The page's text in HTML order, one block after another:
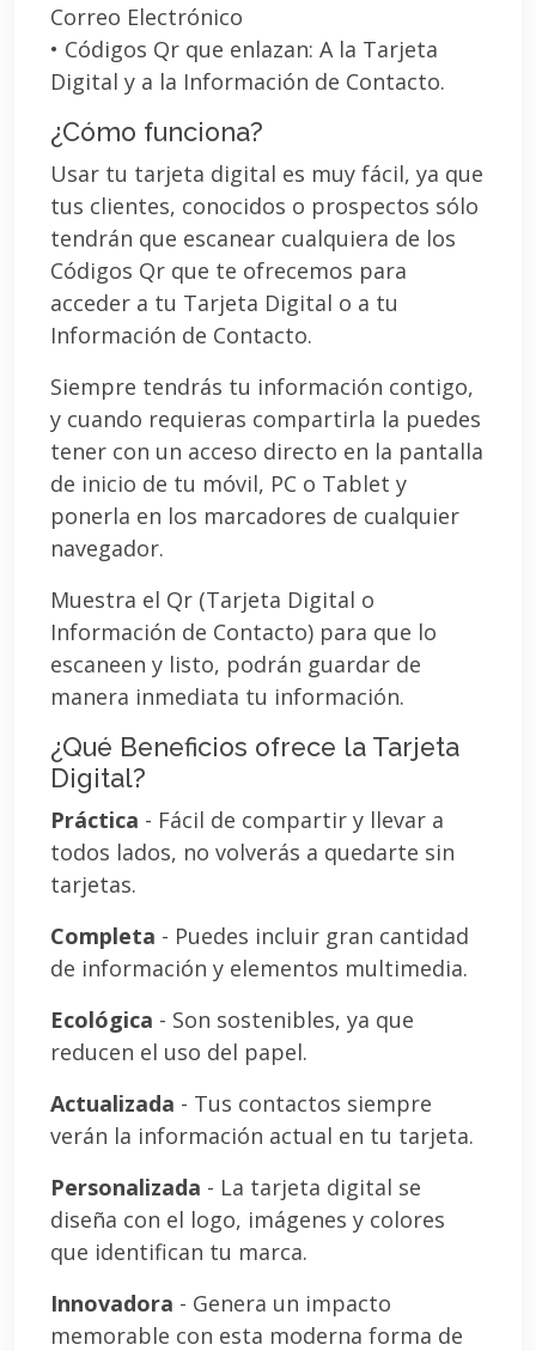
Correo Electrónico
• Códigos Qr que enlazan: A la Tarjeta
Digital y a la Información de Contacto.
¿Cómo funciona?
Usar tu tarjeta digital es muy fácil, ya que
tus clientes, conocidos o prospectos sólo
tendrán que escanear cualquiera de los
Códigos Qr que te ofrecemos para
acceder a tu Tarjeta Digital o a tu
Información de Contacto.
Siempre tendrás tu información contigo,
y cuando requieras compartirla la puedes
tener con un acceso directo en la pantalla
de inicio de tu móvil, PC o Tablet y
ponerla en los marcadores de cualquier
navegador.
Muestra el Qr (Tarjeta Digital o
Información de Contacto) para que lo
escaneen y listo, podrán guardar de
manera inmediata tu información.
¿Qué Beneficios ofrece la Tarjeta
Digital?
Práctica - Fácil de compartir y llevar a
todos lados, no volverás a quedarte sin
tarjetas.
Completa - Puedes incluir gran cantidad
de información y elementos multimedia.
Ecológica - Son sostenibles, ya que
reducen el uso del papel.
Actualizada - Tus contactos siempre
verán la información actual en tu tarjeta.
Personalizada - La tarjeta digital se
diseña con el logo, imágenes y colores
que identifican tu marca.
Innovadora - Genera un impacto
memorable con esta moderna forma de